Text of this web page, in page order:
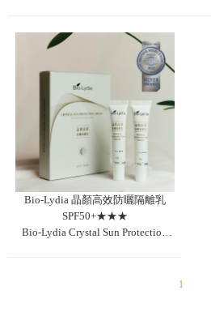
Bio-Lydia 晶顏高效防曬隔離乳
SPF50+★★★
Bio-Lydia Crystal Sun Protection
1